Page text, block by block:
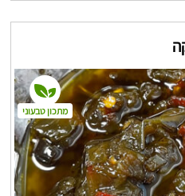
מתכון טבעוני